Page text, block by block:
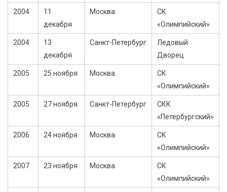
2004
11
декабря
Москва
СК
«Олимпийский»
2004
13
декабря
Санкт-Петербург
Ледовый
Дворец
2005 25 ноября Москва
СК
«Олимпийский»
2005 27 ноября Санкт-Петербург
СКК
«Петербургский»
2006 24 ноября Москва
СК
«Олимпийский»
2007 23 ноября Москва
СК
«Олимпийский»